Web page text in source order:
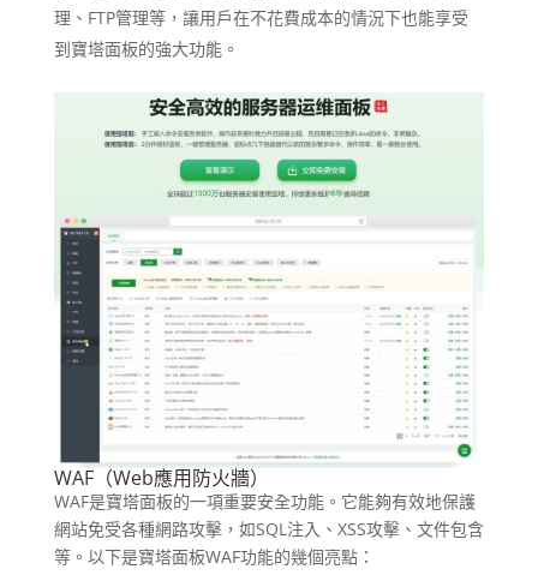
理、FTP管理等，讓用戶在不花費成本的情況下也能享受
到寶塔面板的強大功能。
WAF（Web應用防火牆）
WAF是寶塔面板的一項重要安全功能。它能夠有效地保護
網站免受各種網路攻擊，如SQL注入、XSS攻擊、文件包含
等。以下是寶塔面板WAF功能的幾個亮點：